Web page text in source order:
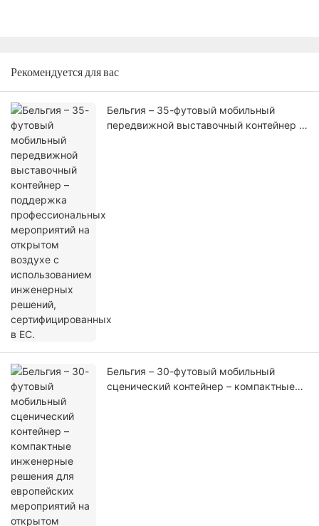
Рекомендуется для вас
Бельгия – 35-футовый мобильный
передвижной выставочный контейнер –
Бельгия – 30-футовый мобильный
сценический контейнер – компактные